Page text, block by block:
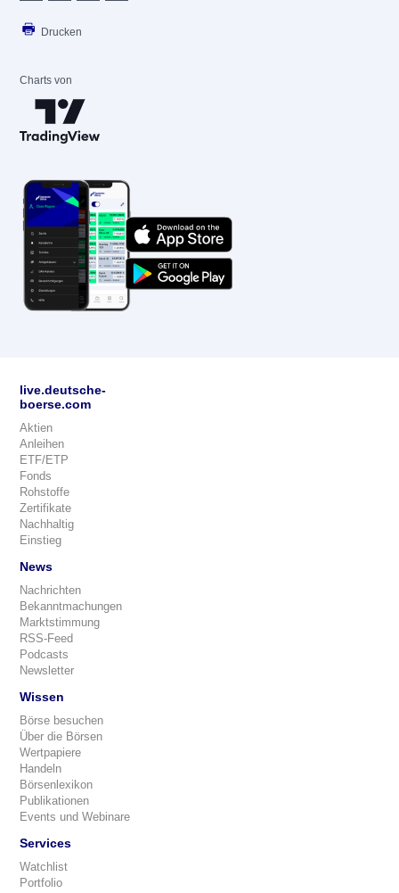
Drucken
Charts von
live.deutsche-
boerse.com
Aktien
Anleihen
ETF/ETP
Fonds
Rohstoffe
Zertifikate
Nachhaltig
Einstieg
News
Nachrichten
Bekanntmachungen
Marktstimmung
RSS-Feed
Podcasts
Newsletter
Wissen
Börse besuchen
Über die Börsen
Wertpapiere
Handeln
Börsenlexikon
Publikationen
Events und Webinare
Services
Watchlist
Portfolio